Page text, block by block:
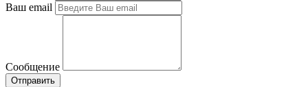
Ваш email
Сообщение